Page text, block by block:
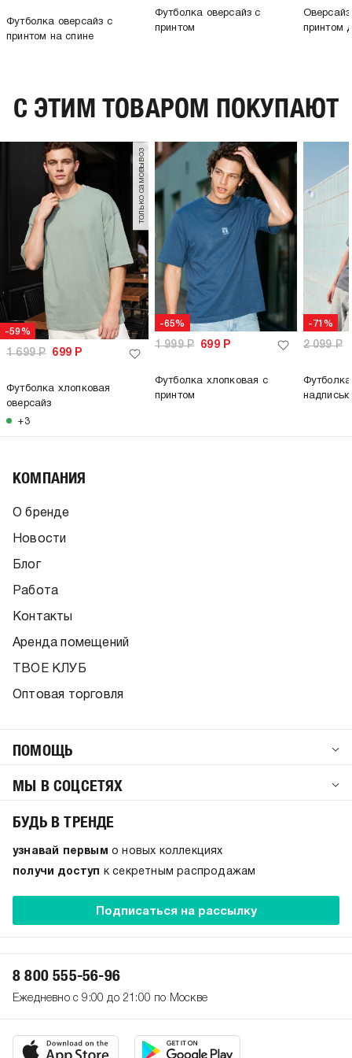
Футболка оверсайз с
принтом на спине
Футболка оверсайз с
принтом
принтом
C ЭТИМ ТОВАРОМ ПОКУПАЮТ
-59%
только самовывоз
1 699Р 699 Р
Футболка хлопковая
оверсайз
+3
-65%
1 999Р 699Р
Футболка хлопковая с
принтом
-71%
2 099Р
надписью
КОМПАНИЯ
О бренде
Новости
Блог
Работа
Контакты
Аренда помещений
ТВОЕ КЛУБ
Оптовая торговля
ПОМОЩЬ
МЫ В СОЦСЕТЯХ
БУДЬ В ТРЕНДЕ
узнавай первым о новых коллекциях
получи доступ
к секретным распродажам
Подписаться на рассылку
8 800 555-56-96
Ежедневно с 9:00 до 21:00 по Москве